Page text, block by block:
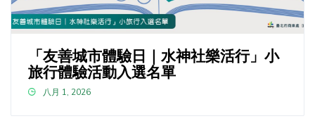
「友善城市體驗日｜水神社樂活行」小
旅行體驗活動入選名單
八月 1, 2026